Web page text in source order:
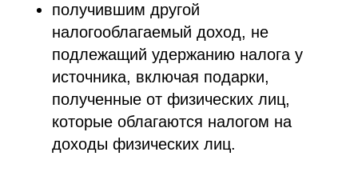
получившим другой
налогооблагаемый доход, не
подлежащий удержанию налога у
источника, включая подарки,
полученные от физических лиц,
которые облагаются налогом на
доходы физических лиц.